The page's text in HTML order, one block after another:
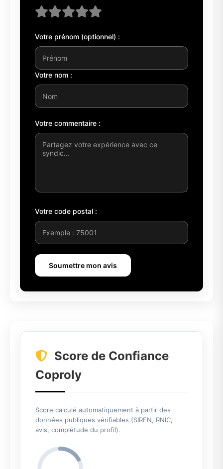
Votre prénom (optionnel) :
Votre nom :
Votre commentaire :
Votre code postal :
Soumettre mon avis
Score de Confiance
Coproly
Score calculé automatiquement à partir des
données publiques vérifiables (SIREN, RNIC,
avis, complétude du profil).